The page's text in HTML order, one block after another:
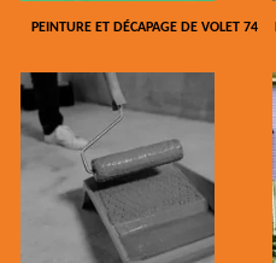
PEINTURE ET DÉCAPAGE DE VOLET 74